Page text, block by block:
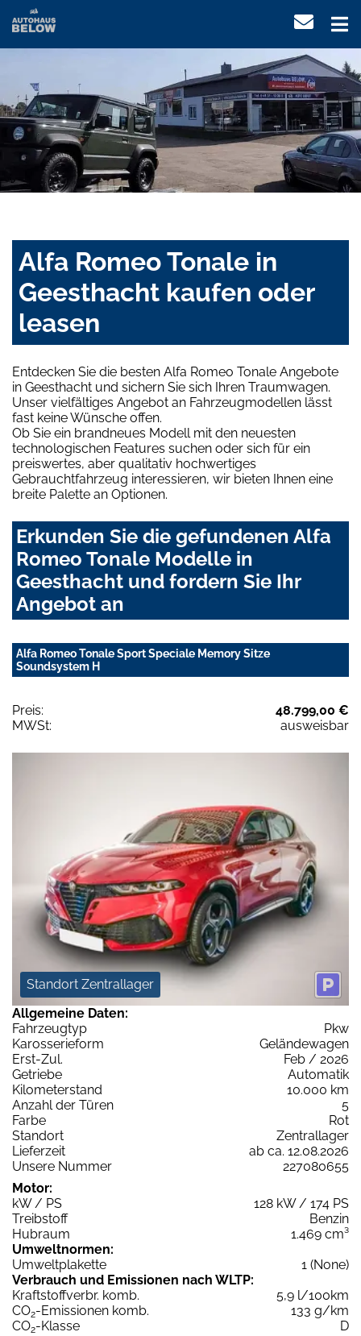
Alfa Romeo Tonale in
Geesthacht kaufen oder
leasen
Entdecken Sie die besten Alfa Romeo Tonale Angebote
in Geesthacht und sichern Sie sich Ihren Traumwagen.
Unser vielfältiges Angebot an Fahrzeugmodellen lässt
fast keine Wünsche offen.
Ob Sie ein brandneues Modell mit den neuesten
technologischen Features suchen oder sich für ein
preiswertes, aber qualitativ hochwertiges
Gebrauchtfahrzeug interessieren, wir bieten Ihnen eine
breite Palette an Optionen.
Erkunden Sie die gefundenen Alfa
Romeo Tonale Modelle in
Geesthacht und fordern Sie Ihr
Angebot an
Alfa Romeo Tonale Sport Speciale Memory Sitze
Soundsystem H
Preis:
48.799,00 €
MWSt:
ausweisbar
Standort Zentrallager
Allgemeine Daten:
Fahrzeugtyp
Pkw
Karosserieform
Geländewagen
Erst-Zul.
Feb / 2026
Getriebe
Automatik
Kilometerstand
10.000 km
Anzahl der Türen
5
Farbe
Rot
Standort
Zentrallager
Lieferzeit
ab ca. 12.08.2026
Unsere Nummer
227080655
Motor:
kW / PS
128 kW / 174 PS
Treibstoff
Benzin
Hubraum
1.469 cm³
Umweltnormen:
Umweltplakette
1 (None)
Verbrauch und Emissionen nach WLTP:
Kraftstoffverbr. komb.
5,9 l/100km
CO2-Emissionen komb.
133 g/km
CO2-Klasse
D